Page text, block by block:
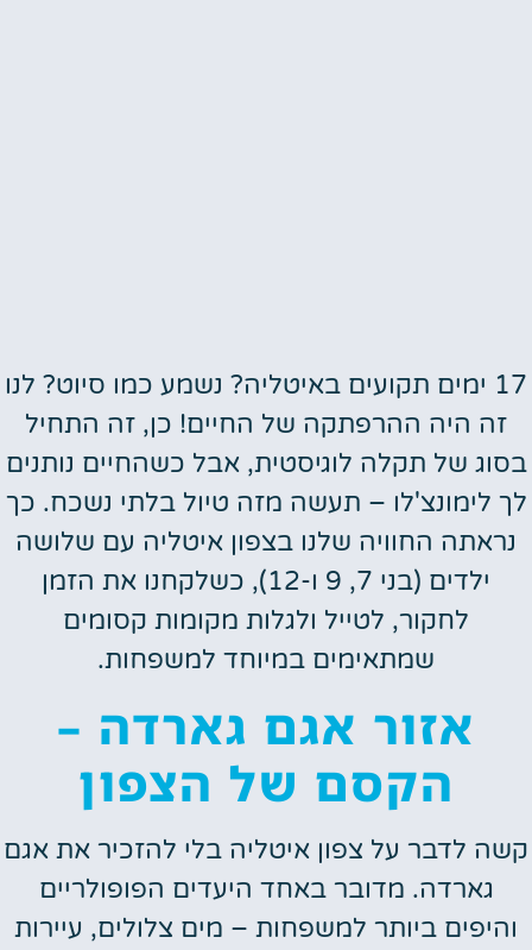
17 ימים תקועים באיטליה? נשמע כמו סיוט? לנו
זה היה ההרפתקה של החיים! כן, זה התחיל
בסוג של תקלה לוגיסטית, אבל כשהחיים נותנים
לך לימונצ'לו – תעשה מזה טיול בלתי נשכח. כך
נראתה החוויה שלנו בצפון איטליה עם שלושה
ילדים (בני 7, 9 ו-12), כשלקחנו את הזמן
לחקור, לטייל ולגלות מקומות קסומים
שמתאימים במיוחד למשפחות.
אזור אגם גארדה –
הקסם של הצפון
קשה לדבר על צפון איטליה בלי להזכיר את אגם
גארדה. מדובר באחד היעדים הפופולריים
והיפים ביותר למשפחות – מים צלולים, עיירות